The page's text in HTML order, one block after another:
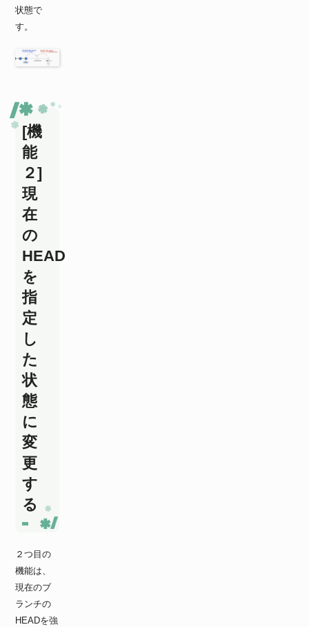
状態で
す。
[機
能
２]
現
在
の
HEAD
を
指
定
し
た
状
態
に
変
更
す
る
２つ目の
機能は、
現在のブ
ランチの
HEADを強